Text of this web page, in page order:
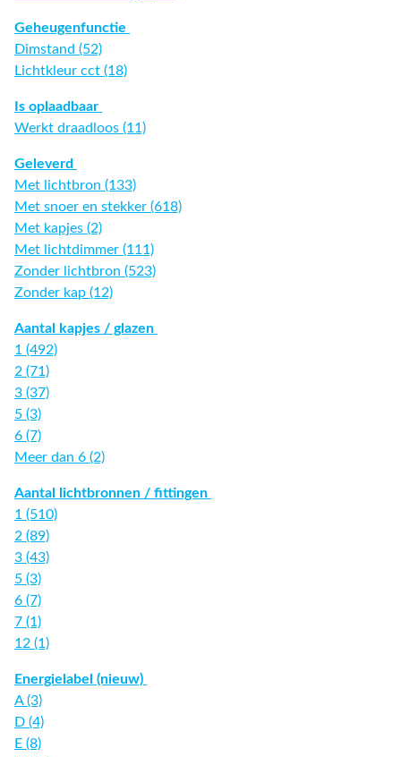
Geheugenfunctie
Dimstand (52)
Lichtkleur cct (18)
Is oplaadbaar
Werkt draadloos (11)
Geleverd
Met lichtbron (133)
Met snoer en stekker (618)
Met kapjes (2)
Met lichtdimmer (111)
Zonder lichtbron (523)
Zonder kap (12)
Aantal kapjes / glazen
1 (492)
2 (71)
3 (37)
5 (3)
6 (7)
Meer dan 6 (2)
Aantal lichtbronnen / fittingen
1 (510)
2 (89)
3 (43)
5 (3)
6 (7)
7 (1)
12 (1)
Energielabel (nieuw)
A (3)
D (4)
E (8)